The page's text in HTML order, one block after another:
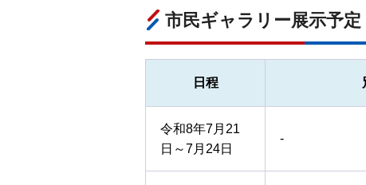
市民ギャラリー展示予定
日程
令和8年7月21
日～7月24日
-